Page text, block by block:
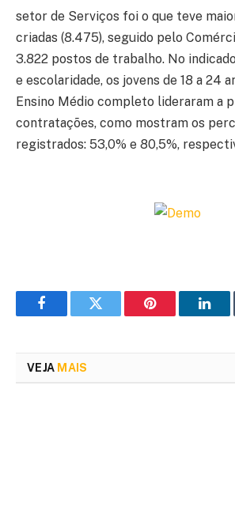
setor de Serviços foi o que teve
criadas (8.475), seguido pelo
3.822 postos de trabalho. No
e escolaridade, os jovens de 18 a 24
Ensino Médio completo lideraram a
contratações, como mostram os
registrados: 53,0% e 80,5%,
FacebookTwitter Pinterest
VEJA MAIS